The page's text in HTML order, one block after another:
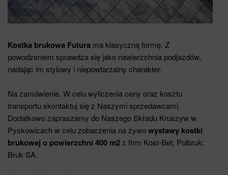
Kostka brukowa Futura ma klasyczną formę. Z
powodzeniem sprawdza się jako nawierzchnia podjazdów,
nadając im stylowy i niepowtarzalny charakter.
Na zamówienie. W celu wyliczenia ceny oraz kosztu
transportu skontaktuj się z Naszymi sprzedawcami.
Dodatkowo zapraszamy do Naszego Składu Kruszyw w
Pyskowicach w celu zobaczenia na żywowystawy kostki
brukowej o powierzchni 400 m2 z firm Kost-Bet; Polbruk;
Bruk SA.